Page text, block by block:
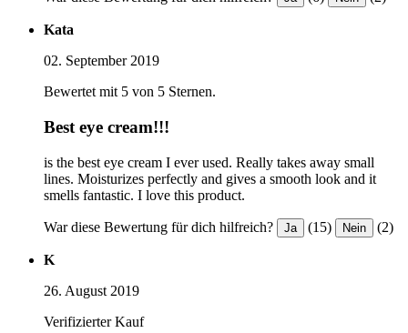
Kata
02. September 2019
Bewertet mit 5 von 5 Sternen.
Best eye cream!!!
is the best eye cream I ever used. Really takes away small
lines. Moisturizes perfectly and gives a smooth look and it
smells fantastic. I love this product.
War diese Bewertung für dich hilfreich? Ja (15) Nein (2)
K
26. August 2019
Verifizierter Kauf